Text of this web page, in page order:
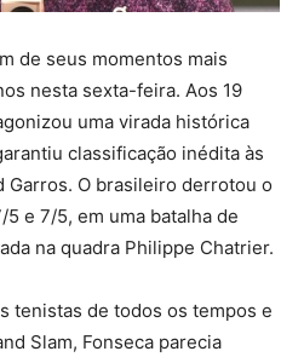
de seus momentos mais
nesta sexta-feira. Aos 19
uma virada histórica
classificação inédita às
Garros. O brasileiro derrotou o
e 7/5, em uma batalha de
na quadra Philippe Chatrier.
tenistas de todos os tempos e
Slam, Fonseca parecia